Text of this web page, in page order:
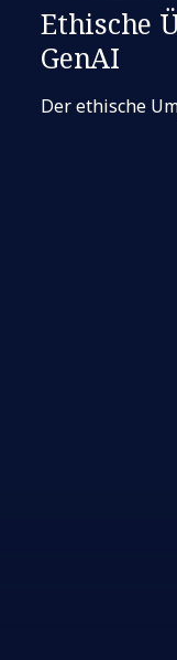
Ethische
GenAI
Der ethische